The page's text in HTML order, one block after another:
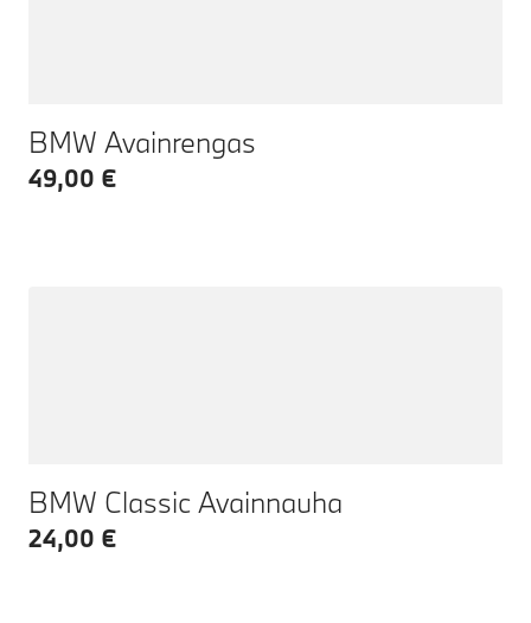
BMW Avainrengas
49,00 €
BMW Classic Avainnauha
24,00 €